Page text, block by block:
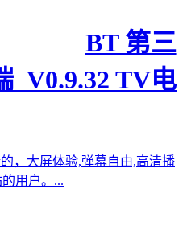
BT 第三
_V0.9.32 TV电
，大屏体验,弹幕自由,高清播
用户。...